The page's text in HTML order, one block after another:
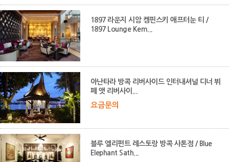
1897 라운지 시암 켐핀스키 애프터눈 티 /
1897 Lounge Kem...
아난타라 방콕 리버사이드 인터내셔널 디너 뷔
페 앳 리버사이...
요금문의
블루 엘리펀트 레스토랑 방콕 사톤점 / Blue
Elephant Sath...